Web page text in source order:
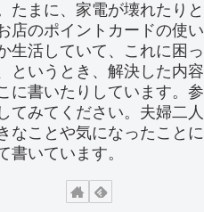
たまに、家電が壊れたりと
店のポイントカードの使い
生活していて、これに困っ
というとき、解決した内容
に書いたりしています。参
てみてください。夫婦二人
なことや気になったことに
書いています。